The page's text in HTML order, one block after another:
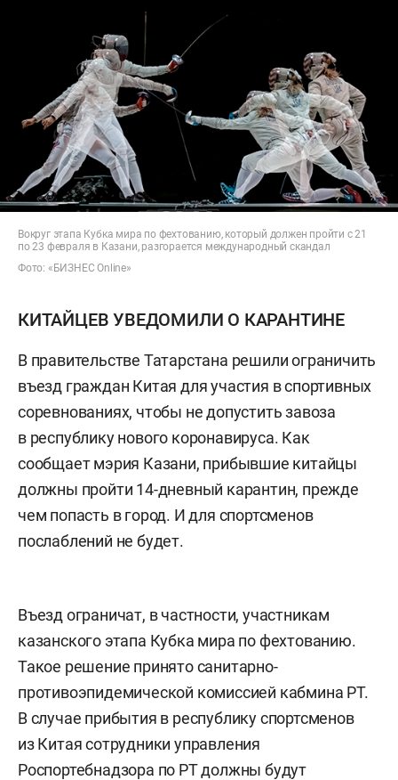
Вокруг этапа Кубка мира по фехтованию, который должен пройти с 21
по 23 февраля в Казани, разгорается международный скандал
Фото: «БИЗНЕС Online»
КИТАЙЦЕВ УВЕДОМИЛИ О КАРАНТИНЕ
В правительстве Татарстана решили ограничить
въезд граждан Китая для участия в спортивных
соревнованиях, чтобы не допустить завоза
в республику нового коронавируса. Как
сообщает мэрия Казани, прибывшие китайцы
должны пройти 14-дневный карантин, прежде
чем попасть в город. И для спортсменов
послаблений не будет.
Въезд ограничат, в частности, участникам
казанского этапа Кубка мира по фехтованию.
Такое решение принято санитарно-
противоэпидемической комиссией кабмина РТ.
В случае прибытия в республику спортсменов
из Китая сотрудники управления
Роспортебнадзора по РТ должны будут